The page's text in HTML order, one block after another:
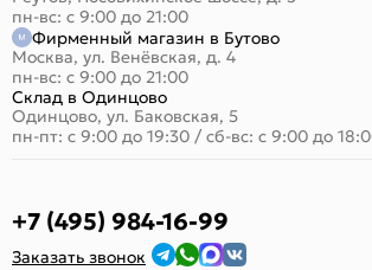
пн-вс: с 9:00 до 21:00
Фирменный магазин в Бутово
Москва, ул. Венёвская, д. 4
пн-вс: с 9:00 до 21:00
Склад в Одинцово
Одинцово, ул. Баковская, 5
пн-пт: с 9:00 до 19:30 / сб-вс: с 9:00 до
+7 (495) 984-16-99
Заказать звонок